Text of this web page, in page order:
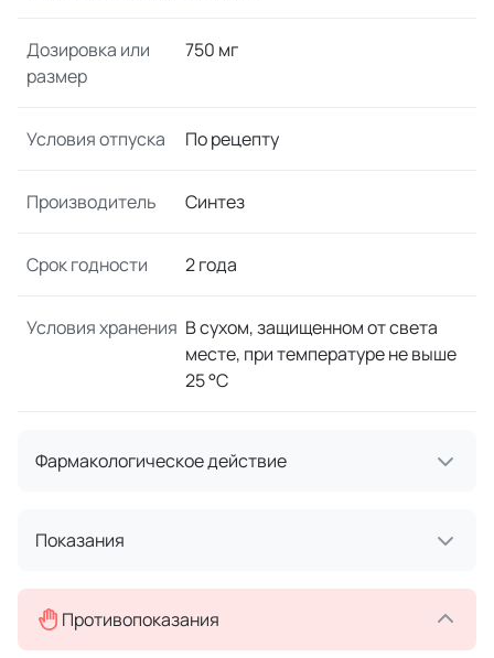
Дозировка или
размер
750 мг
Условия отпуска По рецепту
Производитель Синтез
Срок годности 2 года
Условия хранения В сухом, защищенном от света
месте, при температуре не выше
25 °C
Фармакологическое действие
Показания
Противопоказания